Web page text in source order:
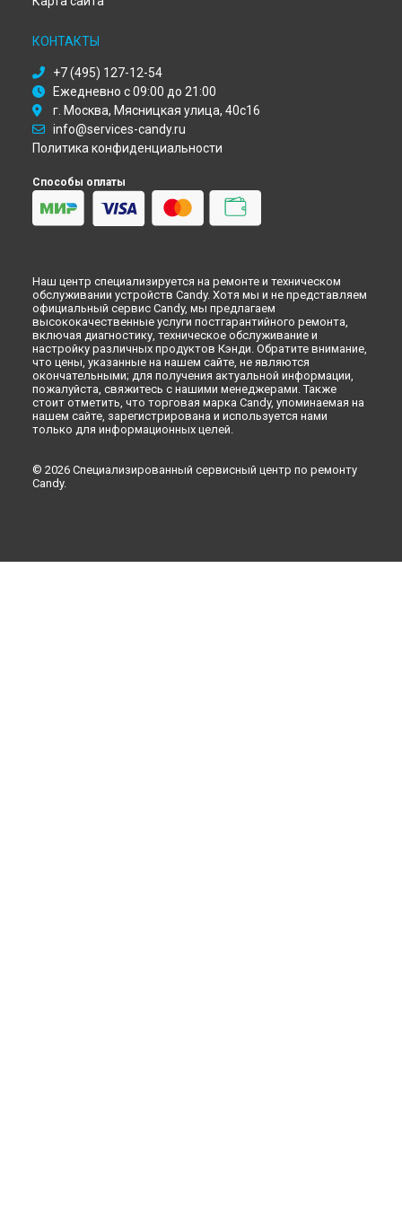
Красноярске
Ремонт стиральной машины GO4 1272 DH Candy в
Ульяновске
Ремонт стиральной машины GO4 1272 DH Candy в
Ремонт стиральной машины GO4 1272 DH Candy в
Оренбурге
Ремонт стиральной машины GO4 1272 DH Candy в
Кемерово
Ремонт стиральной машины GO4 1272 DH Candy в
Новокузнецке
Ремонт стиральной машины GO4 1272 DH Candy в
Набережных Челнах
Ремонт стиральной машины GO4 1272 DH Candy в
КОНТАКТЫ
+7 (495) 127-12-54
Ежедневно с 09:00 до 21:00
г. Москва, Мясницкая улица, 40с16
info@services-candy.ru
Политика конфиденциальности
Способы оплаты
Наш центр специализируется на ремонте и техническом
обслуживании устройств Candy. Хотя мы и не представляем
официальный сервис Candy, мы предлагаем
высококачественные услуги постгарантийного ремонта,
включая диагностику, техническое обслуживание и
настройку различных продуктов Кэнди. Обратите внимание,
что цены, указанные на нашем сайте, не являются
окончательными; для получения актуальной информации,
пожалуйста, свяжитесь с нашими менеджерами. Также
стоит отметить, что торговая марка Candy, упоминаемая на
нашем сайте, зарегистрирована и используется нами
только для информационных целей.
© 2026 Специализированный сервисный центр по ремонту
Candy.